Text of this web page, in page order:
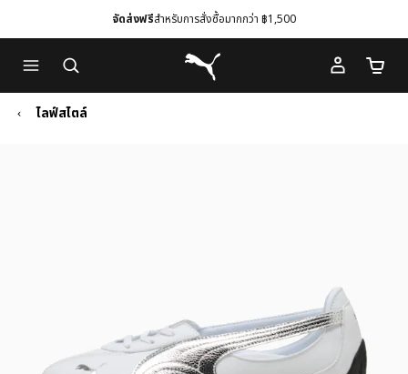
to
Main
content
to
Footer
Content
จัดส่งฟรีสำหรับการสั่งซื้อมากกว่า ฿1,500
Puma โฮม
จำนว
ไลฟ์สไตล์